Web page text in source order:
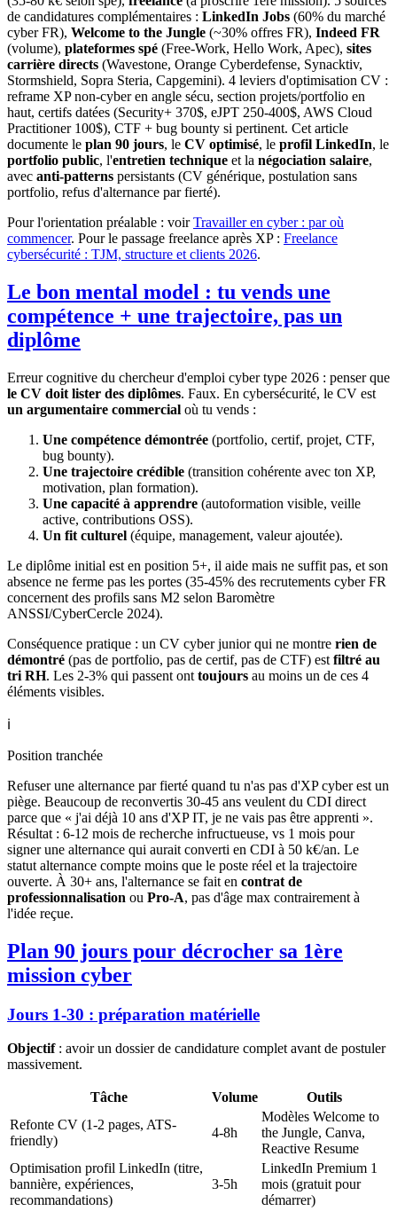
de candidatures complémentaires : LinkedIn Jobs (60% du marché
cyber FR), Welcome to the Jungle (~30% offres FR), Indeed FR
(volume), plateformes spé (Free-Work, Hello Work, Apec), sites
carrière directs (Wavestone, Orange Cyberdefense, Synacktiv,
Stormshield, Sopra Steria, Capgemini). 4 leviers d'optimisation CV :
reframe XP non-cyber en angle sécu, section projets/portfolio en
haut, certifs datées (Security+ 370$, eJPT 250-400$, AWS Cloud
Practitioner 100$), CTF + bug bounty si pertinent. Cet article
documente le plan 90 jours, le CV optimisé, le profil LinkedIn, le
portfolio public, l'entretien technique et la négociation salaire,
avec anti-patterns persistants (CV générique, postulation sans
portfolio, refus d'alternance par fierté).
Pour l'orientation préalable : voirTravailler en cyber : par où
commencer. Pour le passage freelance après XP : Freelance
cybersécurité : TJM, structure et clients 2026.
Le bon mental model : tu vends une
compétence + une trajectoire, pas un
diplôme
Erreur cognitive du chercheur d'emploi cyber type 2026 : penser que
le CV doit lister des diplômes. Faux. En cybersécurité, le CV est
un argumentaire commercial où tu vends :
Une compétence démontrée (portfolio, certif, projet, CTF,
bug bounty).
Une trajectoire crédible (transition cohérente avec ton XP,
motivation, plan formation).
Une capacité à apprendre (autoformation visible, veille
active, contributions OSS).
Un fit culturel (équipe, management, valeur ajoutée).
Le diplôme initial est en position 5+, il aide mais ne suffit pas, et son
absence ne ferme pas les portes (35-45% des recrutements cyber FR
concernent des profils sans M2 selon Baromètre
ANSSI/CyberCercle 2024).
Conséquence pratique : un CV cyber junior qui ne montre rien de
démontré (pas de portfolio, pas de certif, pas de CTF) est filtré au
tri RH. Les 2-3% qui passent ont toujours au moins un de ces 4
éléments visibles.
ℹ️
Position tranchée
Refuser une alternance par fierté quand tu n'as pas d'XP cyber est un
piège. Beaucoup de reconvertis 30-45 ans veulent du CDI direct
parce que « j'ai déjà 10 ans d'XP IT, je ne vais pas être apprenti ».
Résultat : 6-12 mois de recherche infructueuse, vs 1 mois pour
signer une alternance qui aurait converti en CDI à 50 k€/an. Le
statut alternance compte moins que le poste réel et la trajectoire
ouverte. À 30+ ans, l'alternance se fait en contrat de
professionnalisation ou Pro-A, pas d'âge max contrairement à
l'idée reçue.
Plan 90 jours pour décrocher sa 1ère
mission cyber
Jours 1-30 : préparation matérielle
Objectif: avoir un dossier de candidature complet avant de postuler
massivement.
Tâche Volume
Outils
Refonte CV (1-2 pages, ATS-
friendly)
4-8h
Modèles Welcome to
the Jungle, Canva,
Reactive Resume
Optimisation profil LinkedIn (titre,
bannière, expériences,
recommandations)
3-5h
LinkedIn Premium 1
mois (gratuit pour
démarrer)